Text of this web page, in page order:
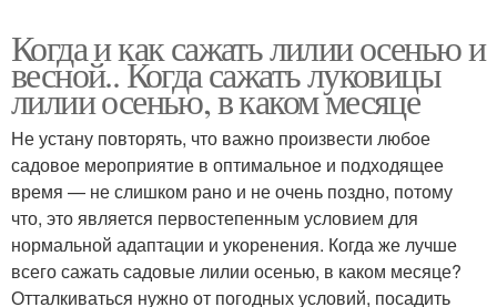
Когда и как сажать лилии осенью и
весной.. Когда сажать луковицы
лилии осенью, в каком месяце
Не устану повторять, что важно произвести любое
садовое мероприятие в оптимальное и подходящее
время — не слишком рано и не очень поздно, потому
что, это является первостепенным условием для
нормальной адаптации и укоренения. Когда же лучше
всего сажать садовые лилии осенью, в каком месяце?
Отталкиваться нужно от погодных условий, посадить